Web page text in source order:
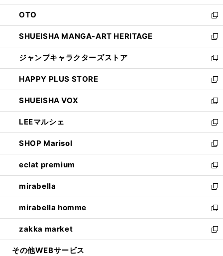
ウ
で
開
く
ン
ド
ウ
で
開
く
OTO
新
し
い
ウ
ィ
ン
ド
ウ
で
開
く
SHUEISHA MANGA-ART HERITAGE
新
し
い
ウ
ィ
ン
ド
ウ
で
開
く
ジャンプキャラクターズストア
新
し
い
ウ
ィ
ン
ド
ウ
で
開
く
HAPPY PLUS STORE
新
し
い
ウ
ィ
ン
ド
ウ
で
開
く
SHUEISHA VOX
新
し
い
ウ
ィ
ン
ド
ウ
で
開
く
LEEマルシェ
新
し
い
ウ
ィ
ン
ド
ウ
で
開
く
SHOP Marisol
新
し
い
ウ
ィ
ン
ド
ウ
で
開
eclat premium
新
し
い
ウ
ィ
ン
ド
ウ
mirabella
新
し
い
ウ
ィ
ン
mirabella homme
新
し
い
ウ
zakka market
新
し
その他WEBサービス